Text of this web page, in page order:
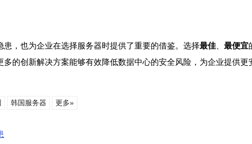
，也为企业在选择服务器时提供了重要的借鉴。选择最佳 最便宜
的创新解决方案能够有效降低数据中心的安全风险，为企业提供更
韩国服务器 更多»